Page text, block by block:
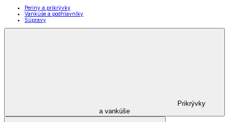
Periny a prikrývky
Vankúše a podhlavníky
Súpravy
Prikrývky
a vankúše